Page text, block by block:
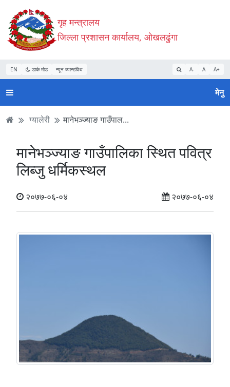
Accessibility
Mode
सुरु
गर्नुहोस्
सामाग्री
पढ्नुहाेस्
नेभिगेसन
पढ्नुहाेस्
वेबसाइट
खोजमा
जानुहोस्
गृह मन्त्रालय
जिल्ला प्रशासन कार्यालय, ओखलढुंगा
EN डार्क मोड न्यून व्यान्डविथ A- A A+
मेनु
ग्यालेरी मानेभञ्ज्याङ गाउँपाल...
मानेभञ्ज्याङ गाउँपालिका स्थित पवित्र
लिब्जु धर्मिकस्थल
२०७७-०६-०४ २०७७-०६-०४